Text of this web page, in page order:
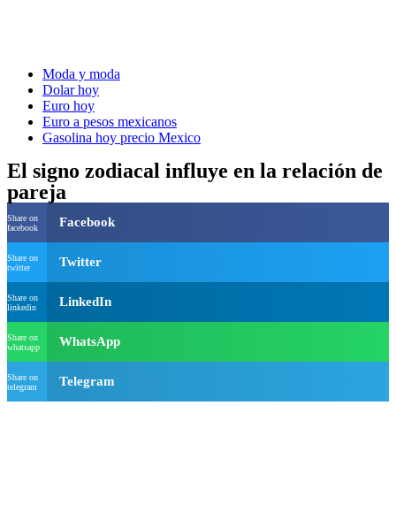
Moda y moda
Dolar hoy
Euro hoy
Euro a pesos mexicanos
Gasolina hoy precio Mexico
El signo zodiacal influye en la relación de
pareja
Share on
facebook
Facebook
Share on
twitter
Twitter
Share on
linkedin
LinkedIn
Share on
whatsapp
WhatsApp
Share on
telegram
Telegram